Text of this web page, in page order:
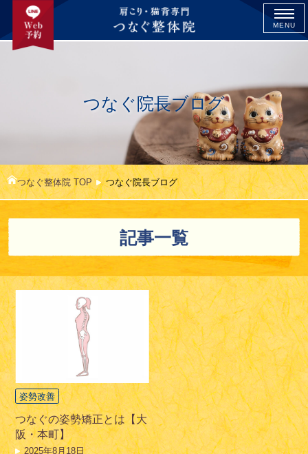
MENU
つなぐ院長ブログ
つなぐ整体院 TOP つなぐ院長ブログ
記事一覧
姿勢改善
つなぐの姿勢矯正とは【大
阪・本町】
2025年8月18日